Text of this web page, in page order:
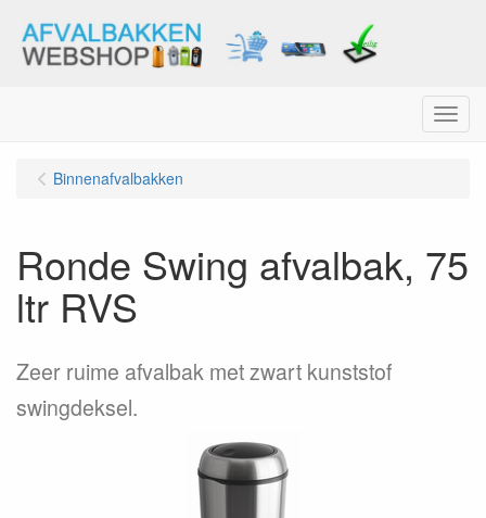
Menu
Binnenafvalbakken
Ronde Swing afvalbak, 75
ltr RVS
Zeer ruime afvalbak met zwart kunststof
swingdeksel.